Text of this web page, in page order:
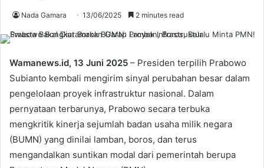
Nada Gamara 13/06/2025 2 minutes read
Wamanews.id, 13 Juni 2025 – Presiden terpilih Prabowo
Subianto kembali mengirim sinyal perubahan besar dalam
pengelolaan proyek infrastruktur nasional. Dalam
pernyataan terbarunya, Prabowo secara terbuka
mengkritik kinerja sejumlah badan usaha milik negara
(BUMN) yang dinilai lamban, boros, dan terus
mengandalkan suntikan modal dari pemerintah berupa